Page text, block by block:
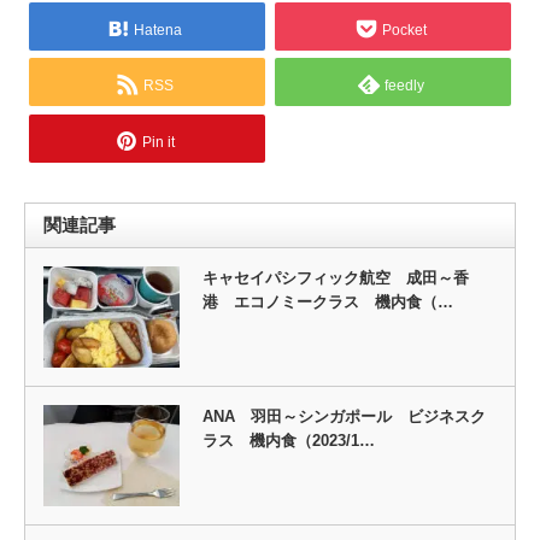
Hatena Pocket
RSS feedly
Pin it
関連記事
キャセイパシフィック航空 成田～香
港 エコノミークラス 機内食（…
ANA 羽田～シンガポール ビジネスク
ラス 機内食（2023/1…